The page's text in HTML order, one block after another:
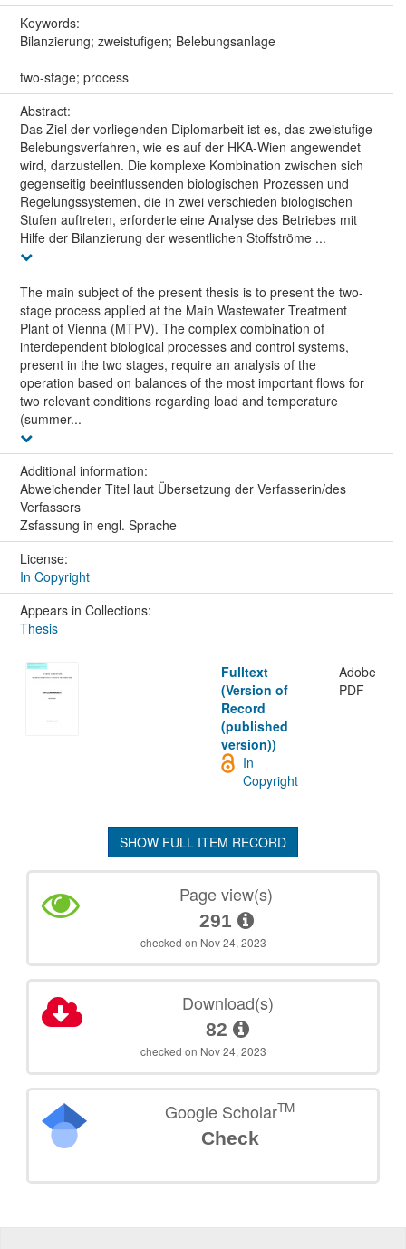
Keywords:
Bilanzierung; zweistufigen; Belebungsanlage
two-stage; process
Abstract:
Das Ziel der vorliegenden Diplomarbeit ist es, das zweistufige
Belebungsverfahren, wie es auf der HKA-Wien angewendet
wird, darzustellen. Die komplexe Kombination zwischen sich
gegenseitig beeinflussenden biologischen Prozessen und
Regelungssystemen, die in zwei verschieden biologischen
Stufen auftreten, erforderte eine Analyse des Betriebes mit
Hilfe der Bilanzierung der wesentlichen Stoffströme ...
The main subject of the present thesis is to present the two-
stage process applied at the Main Wastewater Treatment
Plant of Vienna (MTPV). The complex combination of
interdependent biological processes and control systems,
present in the two stages, require an analysis of the
operation based on balances of the most important flows for
two relevant conditions regarding load and temperature
(summer...
Additional information:
Abweichender Titel laut Übersetzung der Verfasserin/des
Verfassers
Zsfassung in engl. Sprache
License:
In Copyright
Appears in Collections:
Thesis
Fulltext
(Version of
Record
(published
version))
Adobe
PDF
In
Copyright
SHOW FULL ITEM RECORD
Page view(s)
291
checked on Nov 24, 2023
Download(s)
82
checked on Nov 24, 2023
Google ScholarTM
Check